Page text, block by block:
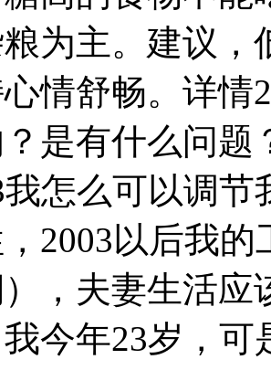
为主。建议
情舒畅。详
是有什么问
怎么可以调
2003以后我
，夫妻生活应
今年23岁，